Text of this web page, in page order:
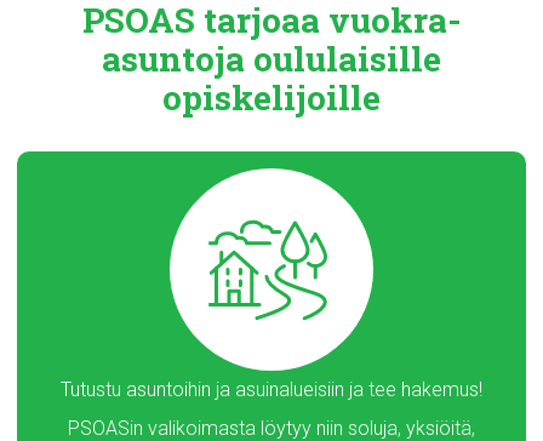
PSOAS tarjoaa vuokra-
asuntoja oululaisille
opiskelijoille
Tutustu asuntoihin ja asuinalueisiin ja tee hakemus!
PSOASin valikoimasta löytyy niin soluja, yksiöitä,